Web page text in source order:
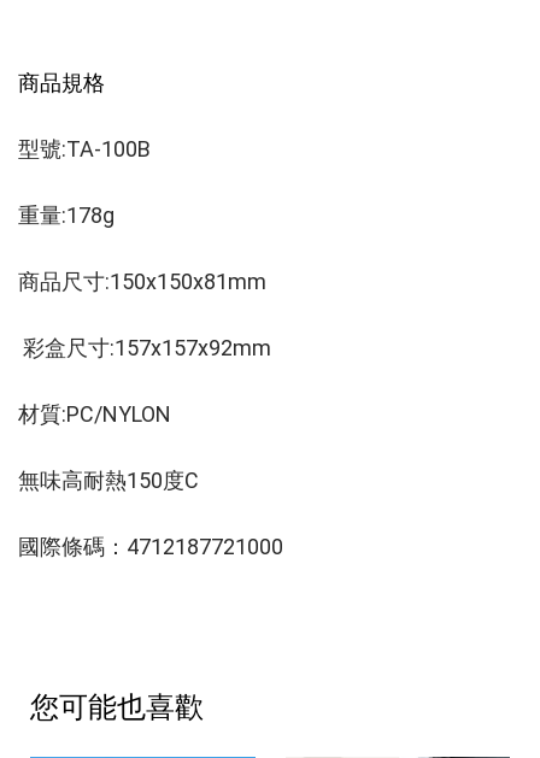
商品規格
型號:TA-100B
重量:178g
商品尺寸:150x150x81mm
彩盒尺寸:157x157x92mm
材質:PC/NYLON
無味高耐熱150度C
國際條碼：4712187721000
您可能也喜歡